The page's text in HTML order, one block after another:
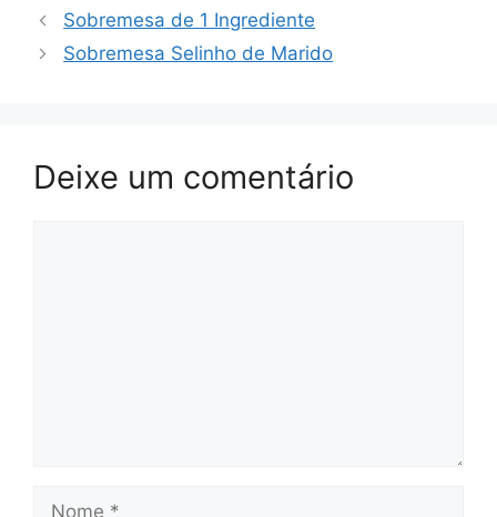
Sobremesa de 1 Ingrediente
Sobremesa Selinho de Marido
Deixe um comentário
Nome